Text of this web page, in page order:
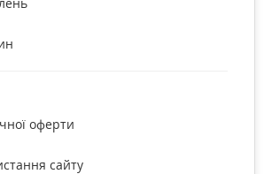
потяг (олія бергамота, герані,
мірри, іланг-ілангу, ванілі, імбирне і
(олія ромашкова, фенхелю, рожеве,
захворюваннях серця (ефірна олія
оферти
сайту